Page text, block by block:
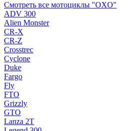
Смотреть все мотоциклы "OXO"
ADV 300
Alien Monster
CR-X
CR-Z
Crosstrec
Cyclone
Duke
Fargo
Fly
FTO
Grizzly
GTO
Lanza 2T